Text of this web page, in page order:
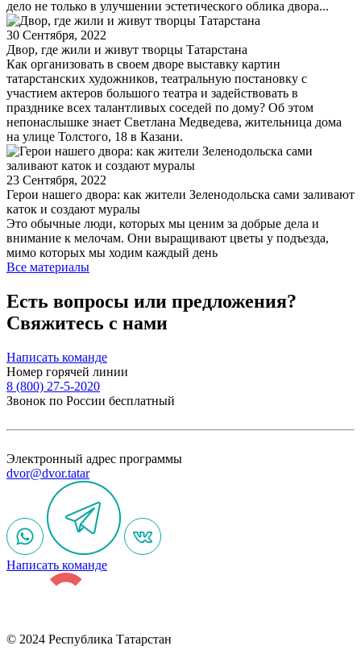
дело не только в улучшении эстетического облика двора...
30 Сентября, 2022
Двор, где жили и живут творцы Татарстана
Как организовать в своем дворе выставку картин
татарстанских художников, театральную постановку с
участием актеров большого театра и задействовать в
празднике всех талантливых соседей по дому? Об этом
непонаслышке знает Светлана Медведева, жительница дома
на улице Толстого, 18 в Казани.
23 Сентября, 2022
Герои нашего двора: как жители Зеленодольска сами заливают
каток и создают муралы
Это обычные люди, которых мы ценим за добрые дела и
внимание к мелочам. Они выращивают цветы у подъезда,
мимо которых мы ходим каждый день
Все материалы
Есть вопросы или предложения?
Свяжитесь с нами
Написать команде
Номер горячей линии
8 (800) 27-5-2020
Звонок по России бесплатный
Электронный адрес программы
dvor@dvor.tatar
Написать команде
© 2024 Республика Татарстан